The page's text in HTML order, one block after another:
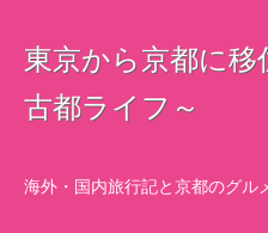
東京から京都に
古都ライフ～
海外・国内旅行記と京都のグル